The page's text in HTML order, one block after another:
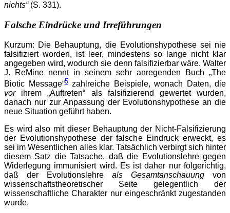
nichts“(S. 331).
Falsche Eindrücke und Irreführungen
Kurzum: Die Behauptung, die Evolutionshypothese sei nie
falsifiziert worden, ist leer, mindestens so lange nicht klar
angegeben wird, wodurch sie denn falsifizierbar wäre. Walter
J. ReMine nennt in seinem sehr anregenden Buch „The
Biotic Message“5zahlreiche Beispiele, wonach Daten, die
vor ihrem „Auftreten“ als falsifizierend gewertet wurden,
danach nur zur Anpassung der Evolutionshypothese an die
neue Situation geführt haben.
Es wird also mit dieser Behauptung der Nicht-Falsifizierung
der Evolutionshypothese der falsche Eindruck erweckt, es
sei im Wesentlichen alles klar. Tatsächlich verbirgt sich hinter
diesem Satz die Tatsache, daß die Evolutionslehre gegen
Widerlegung immunisiert wird. Es ist daher nur folgerichtig,
daß der Evolutionslehre als Gesamtanschauung von
wissenschaftstheoretischer Seite gelegentlich der
wissenschaftliche Charakter nur eingeschränkt zugestanden
wurde.